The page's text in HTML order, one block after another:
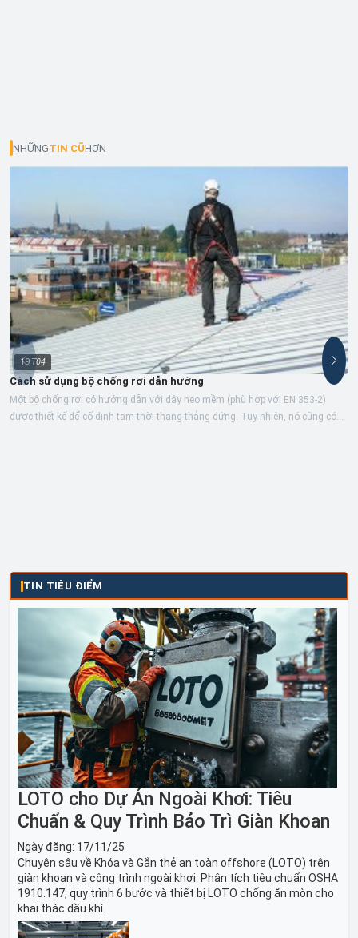
NHỮNGTIN CŨHƠN
19 T04
Cách sử dụng bộ chống rơi dẫn hướng
Một bộ chống rơi có hướng dẫn với dây neo mềm (phù hợp với EN 353-2)
được thiết kế để cố định tạm thời thang thẳng đứng. Tuy nhiên, nó cũng có
TIN TIÊU ĐIỂM
LOTO cho Dự Án Ngoài Khơi: Tiêu
Chuẩn & Quy Trình Bảo Trì Giàn Khoan
Ngày đăng: 17/11/25
Chuyên sâu về Khóa và Gắn thẻ an toàn offshore (LOTO) trên
giàn khoan và công trình ngoài khơi. Phân tích tiêu chuẩn OSHA
1910.147, quy trình 6 bước và thiết bị LOTO chống ăn mòn cho
khai thác dầu khí.